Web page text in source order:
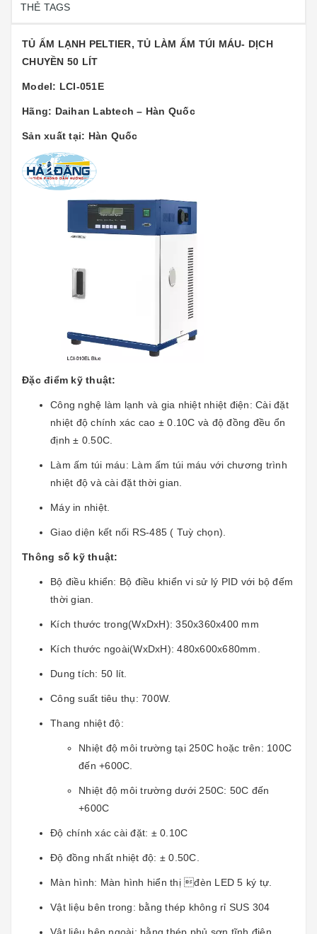
THẺ TAGS
TỦ ẤM LẠNH PELTIER, TỦ LÀM ẤM TÚI MÁU- DỊCH
CHUYỀN 50 LÍT
Model: LCI-051E
Hãng: Daihan Labtech – Hàn Quốc
Sản xuất tại: Hàn Quốc
Đặc điểm kỹ thuật:
Công nghệ làm lạnh và gia nhiệt nhiệt điện: Cài đặt
nhiệt độ chính xác cao ± 0.10C và độ đồng đều ổn
định ± 0.50C.
Làm ấm túi máu: Làm ấm túi máu với chương trình
nhiệt độ và cài đặt thời gian.
Máy in nhiệt.
Giao diện kết nối RS-485 ( Tuỳ chọn).
Thông số kỹ thuật:
Bộ điều khiển: Bộ điều khiển vi sử lý PID với bộ đếm
thời gian.
Kích thước trong(WxDxH): 350x360x400 mm
Kích thước ngoài(WxDxH): 480x600x680mm.
Dung tích: 50 lít.
Công suất tiêu thụ: 700W.
Thang nhiệt độ:
Nhiệt độ môi trường tại 250C hoặc trên: 100C
đến +600C.
Nhiệt độ môi trường dưới 250C: 50C đến
+600C
Độ chính xác cài đặt: ± 0.10C
Độ đồng nhất nhiệt độ: ± 0.50C.
Màn hình: Màn hình hiển thị đèn LED 5 ký tự.
Vật liệu bên trong: bằng thép không rỉ SUS 304
Vật liệu bên ngoài: bằng thép phủ sơn tĩnh điện